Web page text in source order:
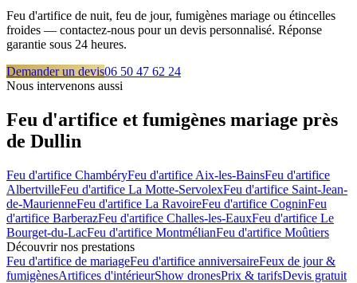
Feu d'artifice de nuit, feu de jour, fumigènes mariage ou étincelles
froides — contactez-nous pour un devis personnalisé. Réponse
garantie sous 24 heures.
Demander un devis06 50 47 62 24
Nous intervenons aussi
Feu d'artifice et fumigènes mariage près
de Dullin
Feu d'artifice ChambéryFeu d'artifice Aix-les-BainsFeu d'artifice
AlbertvilleFeu d'artifice La Motte-ServolexFeu d'artifice Saint-Jean-
de-MaurienneFeu d'artifice La RavoireFeu d'artifice CogninFeu
d'artifice BarberazFeu d'artifice Challes-les-EauxFeu d'artifice Le
Bourget-du-LacFeu d'artifice MontmélianFeu d'artifice Moûtiers
Découvrir nos prestations
Feu d'artifice de mariageFeu d'artifice anniversaireFeux de jour &
fumigènesArtifices d'intérieurShow dronesPrix & tarifsDevis gratuit